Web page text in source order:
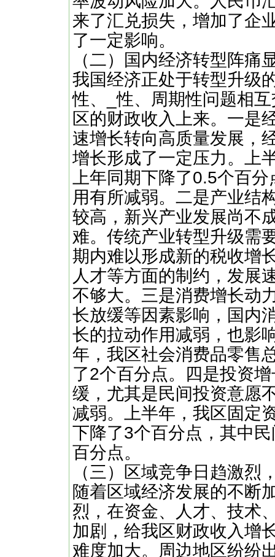
来了汇兑损失，增加了企
了一定影响。
（二）国内经济转型阵痛
我国经济正处于转型升级
性、_性、周期性问题相
区的财政收入上来。一是
速增长转向高质量发展，
增长形成了一定压力。上
上年同期下降了0.5个百
用有所减弱。二是产业结
较高，新兴产业发展尚不
难。传统产业转型升级需
期内难以形成新的税收增
人才等方面的制约，发展
不够大。三是消费增长动
长放缓等因素影响，国内
长的拉动作用减弱，也影
年，我区社会消费品零售
了2个百分点。四是投资
缓，尤其是民间投资意愿
减弱。上半年，我区固定
下降了3个百分点，其中
百分点。
（三）区域竞争日趋激烈
随着区域经济发展的不断
烈，在资金、人才、技术
加剧，给我区财政收入增
难度加大。周边地区纷纷